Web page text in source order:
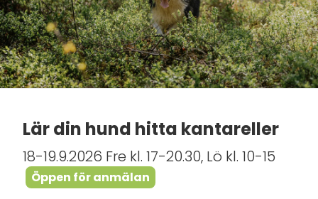
Lär din hund hitta kantareller
18-19.9.2026 Fre kl. 17-20.30, Lö kl. 10-15
Öppen för anmälan